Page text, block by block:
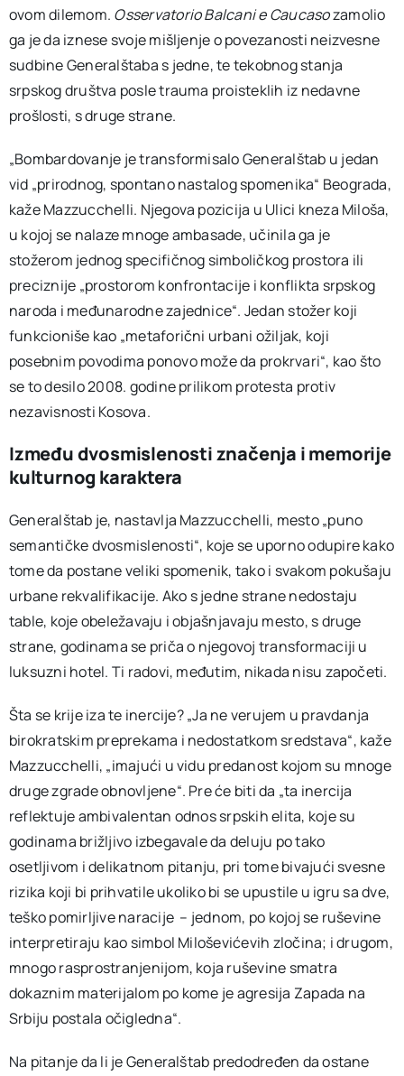
ovom dilemom. Osservatorio Balcani e Caucasozamolio
ga je da iznese svoje mišljenje o povezanosti neizvesne
sudbine Generalštaba s jedne, te tekobnog stanja
srpskog društva posle trauma proisteklih iz nedavne
prošlosti, s druge strane.
„Bombardovanje je transformisalo Generalštab u jedan
vid „prirodnog, spontano nastalog spomenika“ Beograda,
kaže Mazzucchelli. Njegova pozicija u Ulici kneza Miloša,
u kojoj se nalaze mnoge ambasade, učinila ga je
stožerom jednog specifičnog simboličkog prostora ili
preciznije „prostorom konfrontacije i konflikta srpskog
naroda i međunarodne zajednice“. Jedan stožer koji
funkcioniše kao „metaforični urbani ožiljak, koji
posebnim povodima ponovo može da prokrvari“, kao što
se to desilo 2008. godine prilikom protesta protiv
nezavisnosti Kosova.
Između dvosmislenosti značenja i memorije
kulturnog karaktera
Generalštab je, nastavlja Mazzucchelli, mesto „puno
semantičke dvosmislenosti“, koje se uporno odupire kako
tome da postane veliki spomenik, tako i svakom pokušaju
urbane rekvalifikacije. Ako s jedne strane nedostaju
table, koje obeležavaju i objašnjavaju mesto, s druge
strane, godinama se priča o njegovoj transformaciji u
luksuzni hotel. Ti radovi, međutim, nikada nisu započeti.
Šta se krije iza te inercije? „Ja ne verujem u pravdanja
birokratskim preprekama i nedostatkom sredstava“, kaže
Mazzucchelli, „imajući u vidu predanost kojom su mnoge
druge zgrade obnovljene“. Pre će biti da „ta inercija
reflektuje ambivalentan odnos srpskih elita, koje su
godinama brižljivo izbegavale da deluju po tako
osetljivom i delikatnom pitanju, pri tome bivajući svesne
rizika koji bi prihvatile ukoliko bi se upustile u igru sa dve,
teško pomirljive naracije – jednom, po kojoj se ruševine
interpretiraju kao simbol Miloševićevih zločina; i drugom,
mnogo rasprostranjenijom, koja ruševine smatra
dokaznim materijalom po kome je agresija Zapada na
Srbiju postala očigledna“.
Na pitanje da li je Generalštab predodređen da ostane